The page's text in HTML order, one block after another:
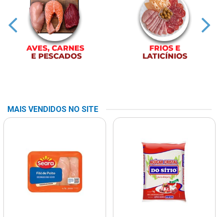
MAIS VENDIDOS NO SITE